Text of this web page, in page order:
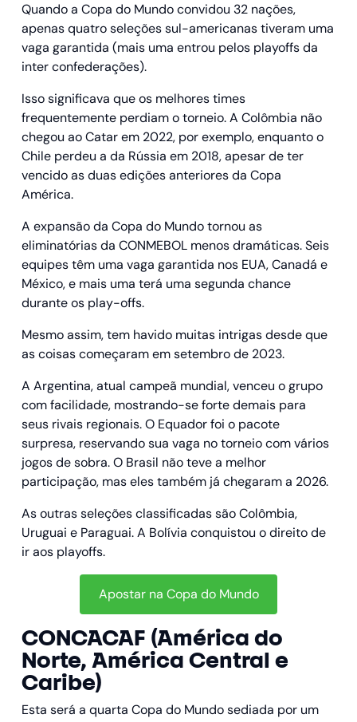
Quando a Copa do Mundo convidou 32 nações,
apenas quatro seleções sul-americanas tiveram uma
vaga garantida (mais uma entrou pelos playoffs da
inter confederações).
Isso significava que os melhores times
frequentemente perdiam o torneio. A Colômbia não
chegou ao Catar em 2022, por exemplo, enquanto o
Chile perdeu a da Rússia em 2018, apesar de ter
vencido as duas edições anteriores da Copa
América.
A expansão da Copa do Mundo tornou as
eliminatórias da CONMEBOL menos dramáticas. Seis
equipes têm uma vaga garantida nos EUA, Canadá e
México, e mais uma terá uma segunda chance
durante os play-offs.
Mesmo assim, tem havido muitas intrigas desde que
as coisas começaram em setembro de 2023.
A Argentina, atual campeã mundial, venceu o grupo
com facilidade, mostrando-se forte demais para
seus rivais regionais. O Equador foi o pacote
surpresa, reservando sua vaga no torneio com vários
jogos de sobra. O Brasil não teve a melhor
participação, mas eles também já chegaram a 2026.
As outras seleções classificadas são Colômbia,
Uruguai e Paraguai. A Bolívia conquistou o direito de
ir aos playoffs.
Apostar na Copa do Mundo
CONCACAF (América do
Norte, América Central e
Caribe)
Esta será a quarta Copa do Mundo sediada por um